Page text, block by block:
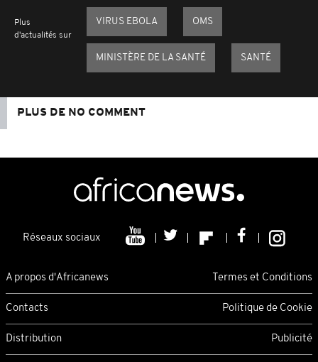
Plus
d'actualités sur
VIRUS EBOLA OMS
MINISTÈRE DE LA SANTÉ SANTÉ
PLUS DE NO COMMENT
Réseaux sociaux
A propos d'Africanews Termes et Conditions
Contacts Politique de Cookie
Distribution Publicité